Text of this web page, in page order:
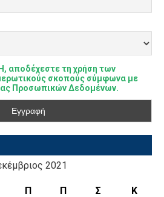
αποδέχεστε τη χρήση των
σκοπούς σύμφωνα με
Προσωπικών Δεδομένων.
2021
Π Π Σ
Κ